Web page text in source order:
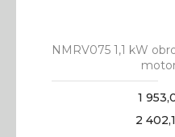
NMRV075 1,1 kW
1
2